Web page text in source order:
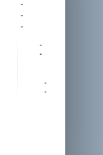
-
-
-
-
-
-
-